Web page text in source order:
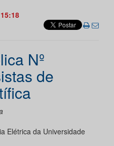
Nº
de
Elétrica da Universidade